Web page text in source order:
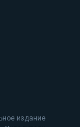
издание